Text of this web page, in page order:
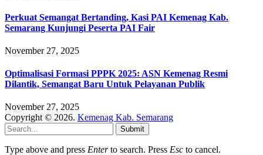
Perkuat Semangat Bertanding, Kasi PAI Kemenag Kab.
Semarang Kunjungi Peserta PAI Fair
November 27, 2025
Optimalisasi Formasi PPPK 2025: ASN Kemenag Resmi
Dilantik, Semangat Baru Untuk Pelayanan Publik
November 27, 2025
Copyright © 2026. Kemenag Kab. Semarang
Submit
Type above and press Enterto search. Press Esc to cancel.